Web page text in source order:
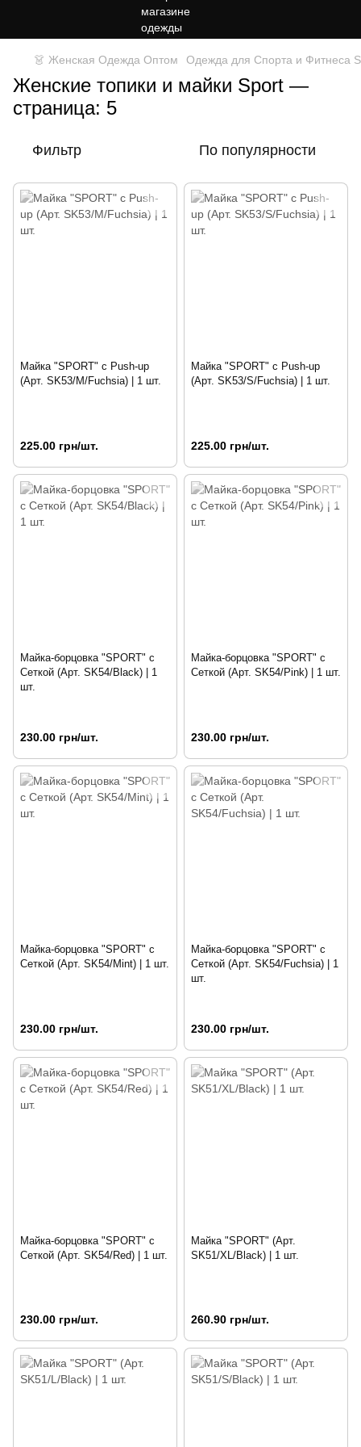
👗 Женская Одежда Оптом Одежда для Спорта и Фитнеса
Женские топики и майки Sport —
страница: 5
Фильтр По популярности
Майка "SPORT" с Push-up
(Арт. SK53/M/Fuchsia) | 1 шт.
225.00 грн/шт.
Майка "SPORT" с Push-up
(Арт. SK53/S/Fuchsia) | 1 шт.
225.00 грн/шт.
Майка-борцовка "SPORT" с
Сеткой (Арт. SK54/Black) | 1
шт.
230.00 грн/шт.
Майка-борцовка "SPORT" с
Сеткой (Арт. SK54/Pink) | 1 шт.
230.00 грн/шт.
Майка-борцовка "SPORT" с
Сеткой (Арт. SK54/Mint) | 1 шт.
230.00 грн/шт.
Майка-борцовка "SPORT" с
Сеткой (Арт. SK54/Fuchsia) | 1
шт.
230.00 грн/шт.
Майка-борцовка "SPORT" с
Сеткой (Арт. SK54/Red) | 1 шт.
230.00 грн/шт.
Майка "SPORT" (Арт.
SK51/XL/Black) | 1 шт.
260.90 грн/шт.